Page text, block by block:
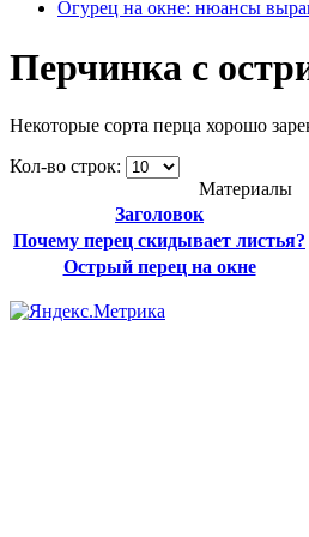
Огурец на окне: нюансы
Перчинка с
Некоторые сорта перца хорошо
Кол-во строк:
Материалы
Заголовок
Почему перец скидывает листья?
Острый перец на окне